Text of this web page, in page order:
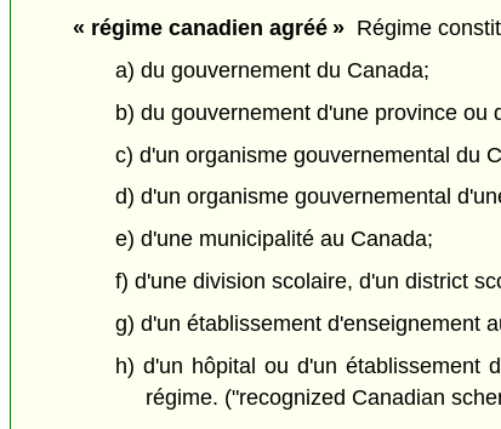
« régime canadien agréé »Régime
a) du gouvernement du Canada;
b) du gouvernement d'une province ou
c) d'un organisme gouvernemental du
d) d'un organisme gouvernemental
e) d'une municipalité au Canada;
f) d'une division scolaire, d'un district
g) d'un établissement d'enseignement
h) d'un hôpital ou d'un établissement
régime. ("recognized Canadian